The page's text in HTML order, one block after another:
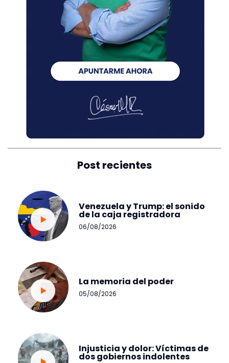
Post recientes
Venezuela y Trump: el sonido
de la caja registradora
06/08/2026
La memoria del poder
05/08/2026
Injusticia y dolor: Víctimas de
dos gobiernos indolentes